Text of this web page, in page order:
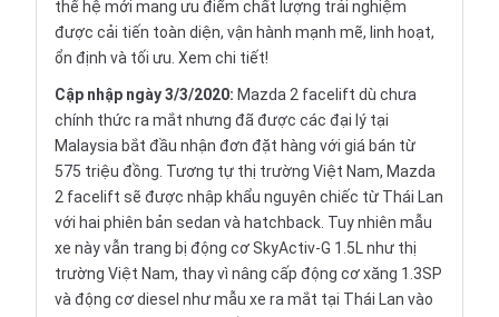
thế hệ mới mang ưu điểm chất lượng trải nghiệm
được cải tiến toàn diện, vận hành mạnh mẽ, linh hoạt,
ổn định và tối ưu. Xem chi tiết!
Cập nhập ngày 3/3/2020: Mazda 2 facelift dù chưa
chính thức ra mắt nhưng đã được các đại lý tại
Malaysia bắt đầu nhận đơn đặt hàng với giá bán từ
575 triệu đồng. Tương tự thị trường Việt Nam, Mazda
2 facelift sẽ được nhập khẩu nguyên chiếc từ Thái Lan
với hai phiên bản sedan và hatchback. Tuy nhiên mẫu
xe này vẫn trang bị động cơ SkyActiv-G 1.5L như thị
trường Việt Nam, thay vì nâng cấp động cơ xăng 1.3SP
và động cơ diesel như mẫu xe ra mắt tại Thái Lan vào